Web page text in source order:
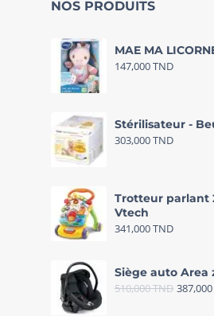
NOS PRODUITS
MAE MA
147,000TND
Stérilisateur -
303,000TND
Trotteur parlant
Vtech
341,000TND
Siège auto Area
510,000TND 387,000